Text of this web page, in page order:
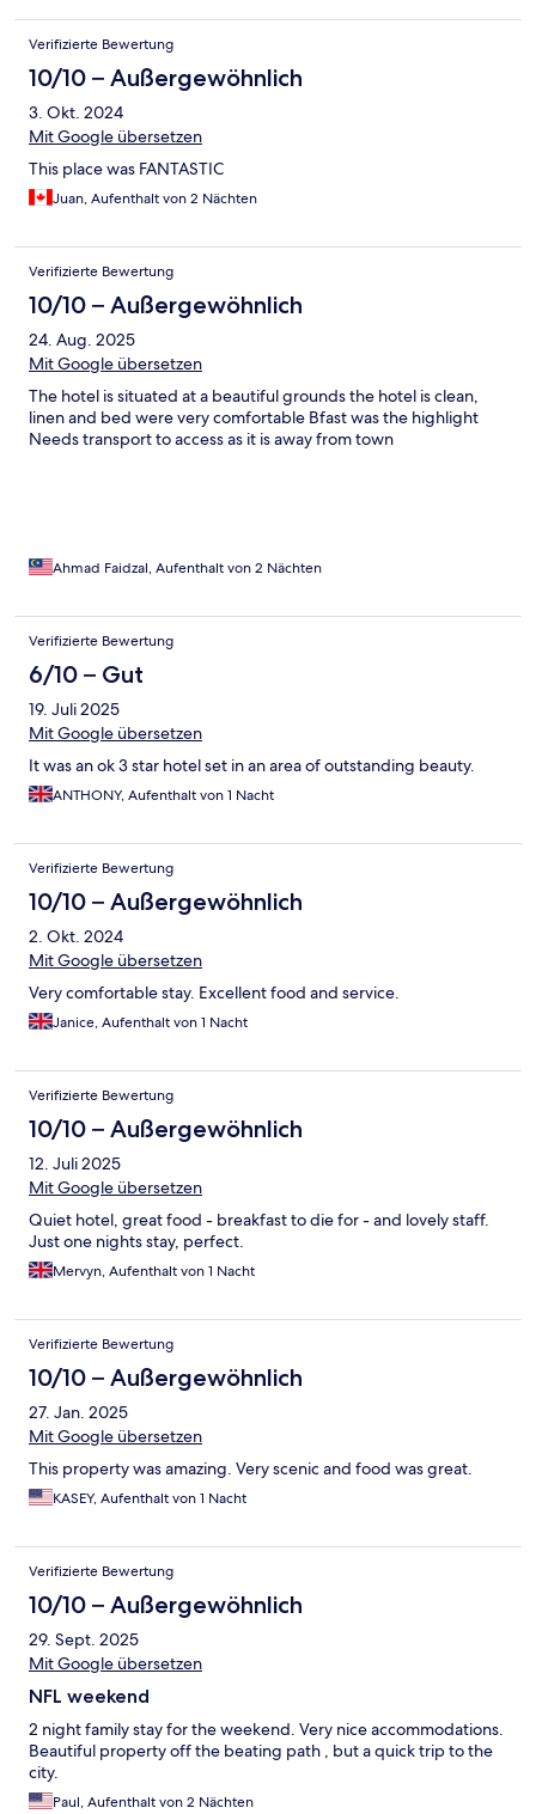
Verifizierte Bewertung
10/10 – Außergewöhnlich
3. Okt. 2024
Mit Google übersetzen
This place was FANTASTIC
Juan, Aufenthalt von 2 Nächten
Verifizierte Bewertung
10/10 – Außergewöhnlich
24. Aug. 2025
Mit Google übersetzen
The hotel is situated at a beautiful grounds the hotel is clean,
linen and bed were very comfortable Bfast was the highlight
Needs transport to access as it is away from town
Ahmad Faidzal, Aufenthalt von 2 Nächten
Verifizierte Bewertung
6/10 – Gut
19. Juli 2025
Mit Google übersetzen
It was an ok 3 star hotel set in an area of outstanding beauty.
ANTHONY, Aufenthalt von 1 Nacht
Verifizierte Bewertung
10/10 – Außergewöhnlich
2. Okt. 2024
Mit Google übersetzen
Very comfortable stay. Excellent food and service.
Janice, Aufenthalt von 1 Nacht
Verifizierte Bewertung
10/10 – Außergewöhnlich
12. Juli 2025
Mit Google übersetzen
Quiet hotel, great food - breakfast to die for - and lovely staff.
Just one nights stay, perfect.
Mervyn, Aufenthalt von 1 Nacht
Verifizierte Bewertung
10/10 – Außergewöhnlich
27. Jan. 2025
Mit Google übersetzen
This property was amazing. Very scenic and food was great.
KASEY, Aufenthalt von 1 Nacht
Verifizierte Bewertung
10/10 – Außergewöhnlich
29. Sept. 2025
Mit Google übersetzen
NFL weekend
2 night family stay for the weekend. Very nice accommodations.
Beautiful property off the beating path , but a quick trip to the
city.
Paul, Aufenthalt von 2 Nächten